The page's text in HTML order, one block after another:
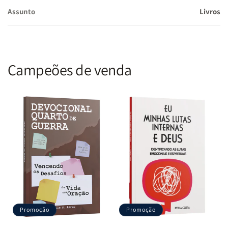
Assunto Livros
Campeões de venda
Promoção Promoção